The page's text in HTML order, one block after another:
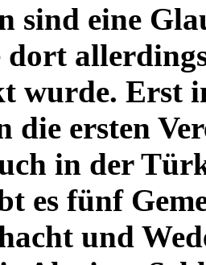
sind eine
wurde. Erst
die ersten
in der
es fünf
und